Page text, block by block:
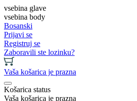
vsebina glave
vsebina body
Bosanski
Prijavi se
Registruj se
Zaboravili ste lozinku?
Vaša košarica je prazna
Košarica status
Vaša košarica je prazna